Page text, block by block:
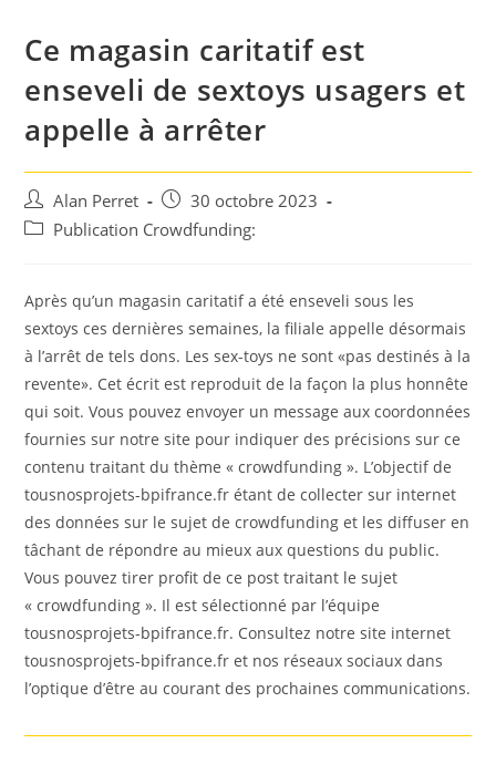
Ce magasin caritatif est
enseveli de sextoys usagers et
appelle à arrêter
Auteur/autrice
de
Alan Perret
Post
published:
30 octobre 2023
PostPublication Crowdfunding:
Après qu’un magasin caritatif a été enseveli sous les
sextoys ces dernières semaines, la filiale appelle désormais
à l’arrêt de tels dons. Les sex-toys ne sont «pas destinés à la
revente». Cet écrit est reproduit de la façon la plus honnête
qui soit. Vous pouvez envoyer un message aux coordonnées
fournies sur notre site pour indiquer des précisions sur ce
contenu traitant du thème « crowdfunding ». L’objectif de
tousnosprojets-bpifrance.fr étant de collecter sur internet
des données sur le sujet de crowdfunding et les diffuser en
tâchant de répondre au mieux aux questions du public.
Vous pouvez tirer profit de ce post traitant le sujet
« crowdfunding ». Il est sélectionné par l’équipe
tousnosprojets-bpifrance.fr. Consultez notre site internet
tousnosprojets-bpifrance.fr et nos réseaux sociaux dans
l’optique d’être au courant des prochaines communications.